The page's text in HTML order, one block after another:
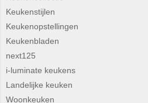
Keukenstijlen
Keukenopstellingen
Keukenbladen
next125
i-luminate keukens
Landelijke keuken
Woonkeuken